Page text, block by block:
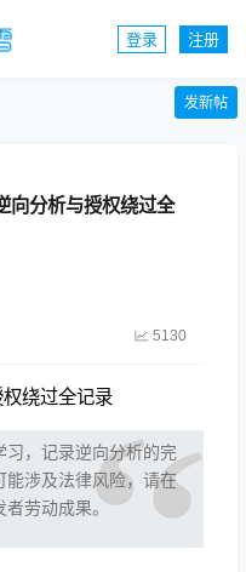
登录 注册
发新帖
向分析与授权绕过全
5130
绕过全记录
习，记录逆向分析的完
能涉及法律风险，请在
者劳动成果。